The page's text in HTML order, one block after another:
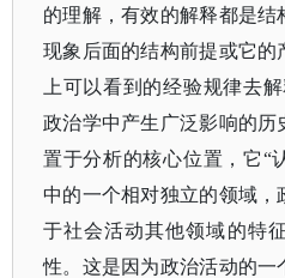
的理解，有效的解释都是结
现象后面的结构前提或它
上可以看到的经验规律去
政治学中产生广泛影响的历
置于分析的核心位置，它“
中的一个相对独立的领域，
于社会活动其他领域的特
性。这是因为政治活动的一